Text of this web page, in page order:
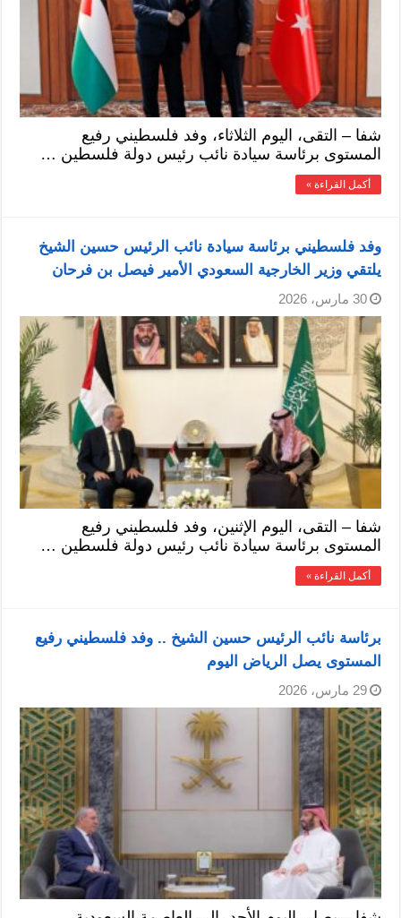
شفا – التقى، اليوم الثلاثاء، وفد فلسطيني رفيع
المستوى برئاسة سيادة نائب رئيس دولة فلسطين …
أكمل القراءة »
وفد فلسطيني برئاسة سيادة نائب الرئيس حسين الشيخ
يلتقي وزير الخارجية السعودي الأمير فيصل بن فرحان
30 مارس، 2026
شفا – التقى، اليوم الإثنين، وفد فلسطيني رفيع
المستوى برئاسة سيادة نائب رئيس دولة فلسطين …
أكمل القراءة »
برئاسة نائب الرئيس حسين الشيخ .. وفد فلسطيني رفيع
المستوى يصل الرياض اليوم
29 مارس، 2026